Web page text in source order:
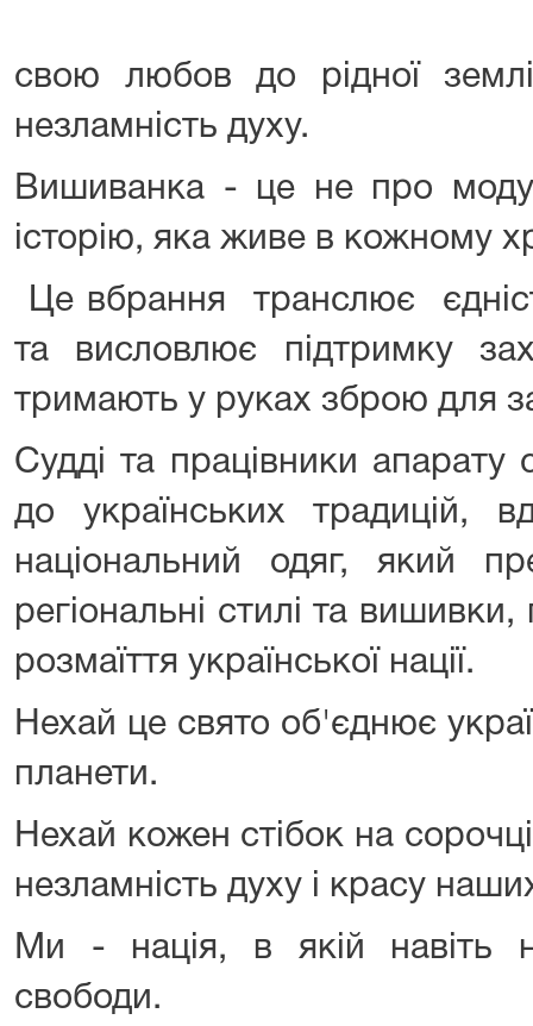
свою любов до рідної
незламність духу.
Вишиванка - це не про
історію, яка живе в кожному
Це вбрання транслює
та висловлює підтримку
тримають у руках зброю для
Судді та працівники апарату
до українських традицій,
національний одяг, який
регіональні стилі та
розмаїття української нації.
Нехай це свято об'єднює
планети.
Нехай кожен стібок на
незламність духу і красу
Ми - нація, в якій навіть
свободи.